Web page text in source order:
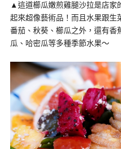
▲這道櫛瓜嫩煎雞腿沙拉是店家
起來超像藝術品！而且水果跟生
番茄、秋葵、櫛瓜之外，還有香
瓜、哈密瓜等多種季節水果～